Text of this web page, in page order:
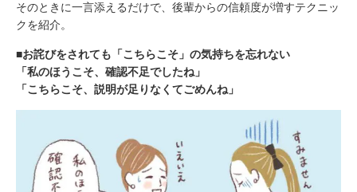
そのときに一言添えるだけで、後輩からの信頼度が増すテクニッ
クを紹介。
■お詫びをされても「こちらこそ」の気持ちを忘れない
「私のほうこそ、確認不足でしたね」
「こちらこそ、説明が足りなくてごめんね」